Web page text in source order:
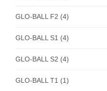
GLO-BALL F2 (4)
GLO-BALL S1 (4)
GLO-BALL S2 (4)
GLO-BALL T1 (1)